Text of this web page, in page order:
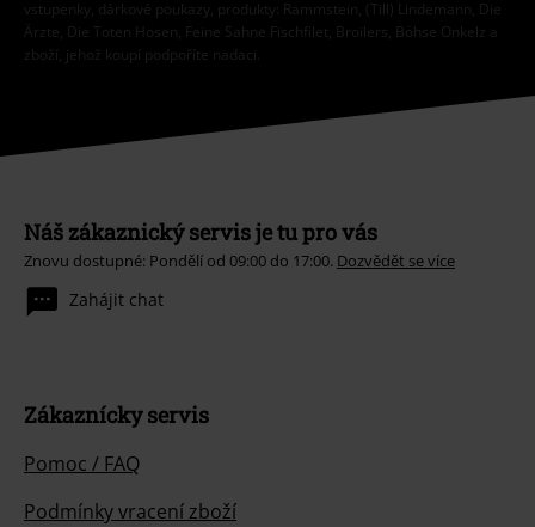
vstupenky, dárkové poukazy, produkty: Rammstein, (Till) Lindemann, Die
Ärzte, Die Toten Hosen, Feine Sahne Fischfilet, Broilers, Böhse Onkelz a
zboží, jehož koupí podpoříte nadaci.
Náš zákaznický servis je tu pro vás
Znovu dostupné: Pondělí od 09:00 do 17:00. Dozvědět se více
Zahájit chat
Zákaznícky servis
Pomoc / FAQ
Podmínky vracení zboží